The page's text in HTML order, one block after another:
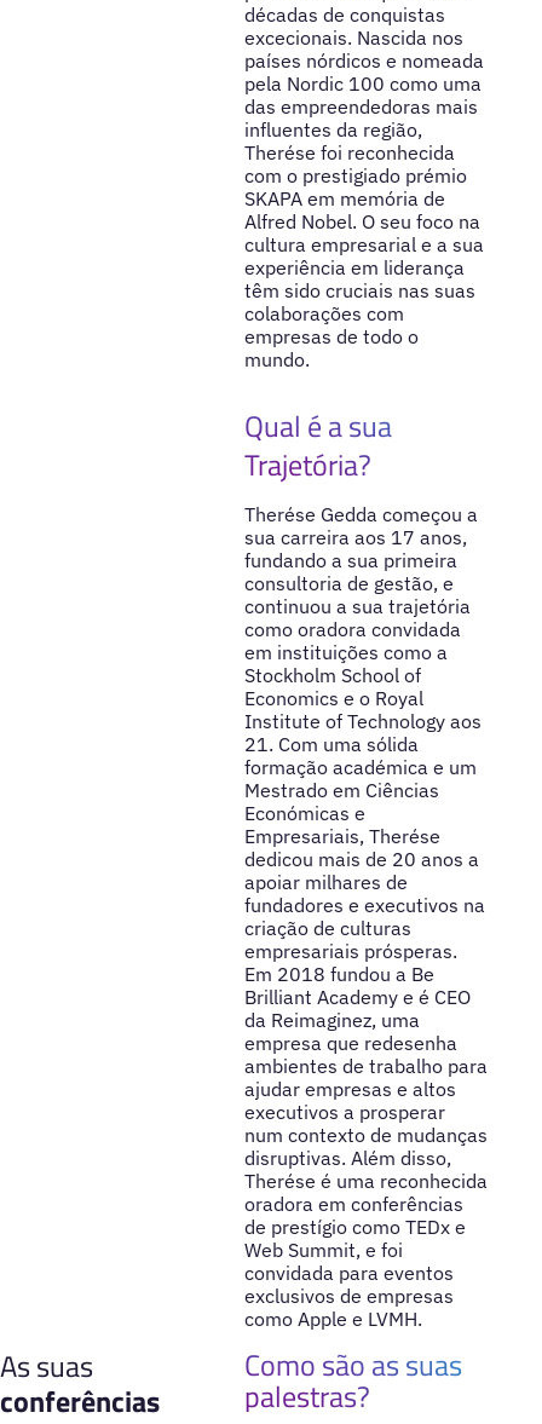
décadas de conquistas
excecionais. Nascida nos
países nórdicos e nomeada
pela Nordic 100 como uma
das empreendedoras mais
influentes da região,
Therése foi reconhecida
com o prestigiado prémio
SKAPA em memória de
Alfred Nobel. O seu foco na
cultura empresarial e a sua
experiência em liderança
têm sido cruciais nas suas
colaborações com
empresas de todo o
mundo.
Qual é a sua
Trajetória?
Therése Gedda começou a
sua carreira aos 17 anos,
fundando a sua primeira
consultoria de gestão, e
continuou a sua trajetória
como oradora convidada
em instituições como a
Stockholm School of
Economics e o Royal
Institute of Technology aos
21. Com uma sólida
formação académica e um
Mestrado em Ciências
Económicas e
Empresariais, Therése
dedicou mais de 20 anos a
apoiar milhares de
fundadores e executivos na
criação de culturas
empresariais prósperas.
Em 2018 fundou a Be
Brilliant Academy e é CEO
da Reimaginez, uma
empresa que redesenha
ambientes de trabalho para
ajudar empresas e altos
executivos a prosperar
num contexto de mudanças
disruptivas. Além disso,
Therése é uma reconhecida
oradora em conferências
de prestígio como TEDx e
Web Summit, e foi
convidada para eventos
exclusivos de empresas
como Apple e LVMH.
As suas
conferências
Como são as suas
palestras?